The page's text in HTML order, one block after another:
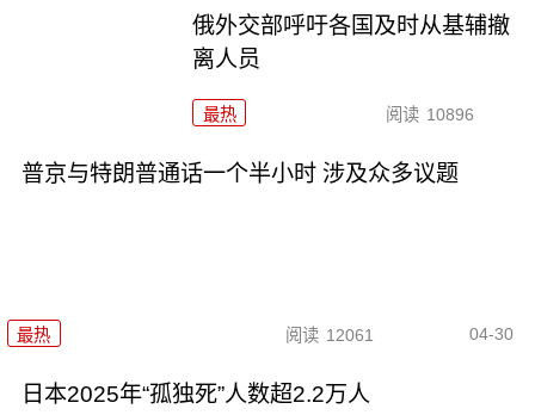
俄外交部呼吁各国及时从基辅撤
离人员
最热 阅读 10896
普京与特朗普通话一个半小时 涉及众多议题
最热 阅读 12061 04-30
日本2025年“孤独死”人数超2.2万人